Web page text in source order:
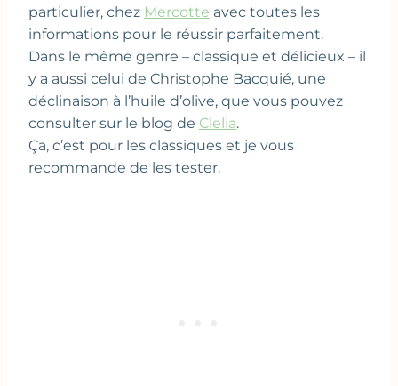
particulier, chez Mercotte avec toutes les
informations pour le réussir parfaitement.
Dans le même genre – classique et délicieux – il
y a aussi celui de Christophe Bacquié, une
déclinaison à l’huile d’olive, que vous pouvez
consulter sur le blog de Clelia.
Ça, c’est pour les classiques et je vous
recommande de les tester.